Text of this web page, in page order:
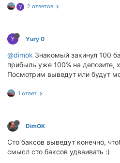
Y 2 ответов
Y Yury 0
@dimok Знакомый закинул 100
прибыль уже 100% на депозите,
Посмотрим выведут или будут
1 ответ
DimOK
Сто баксов выведут конечно,
смысл сто баксов удваивать :)